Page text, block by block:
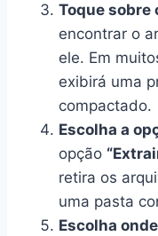
Toque sobre
encontrar o
ele. Em
exibirá uma
compactado.
Escolha a
opção
retira os
uma pasta
Escolha